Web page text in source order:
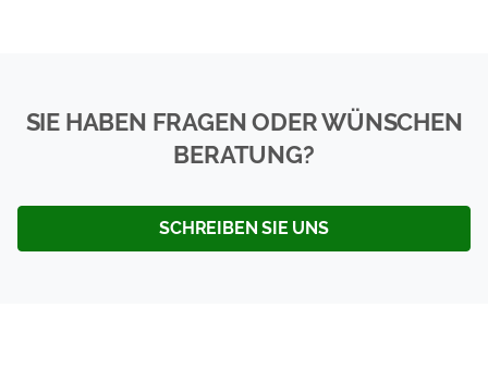
SIE HABEN FRAGEN ODER WÜNSCHEN
BERATUNG?
SCHREIBEN SIE UNS